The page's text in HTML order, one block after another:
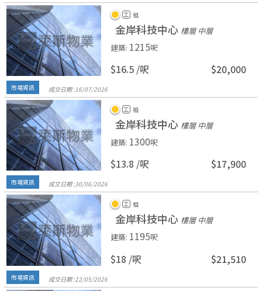
工 租
金岸科技中心 樓層 中層
建築: 1215呎
$16.5 /呎 $20,000
市場資訊 成交日期 :16/07/2026
工 租
金岸科技中心 樓層 中層
建築: 1300呎
$13.8 /呎 $17,900
市場資訊 成交日期 :30/06/2026
工 租
金岸科技中心 樓層 中層
建築: 1195呎
$18 /呎 $21,510
市場資訊 成交日期 :22/05/2026